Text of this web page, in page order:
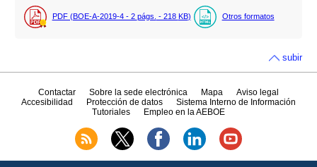
PDF (BOE-A-2019-4 - 2 págs. - 218 KB) Otros formatos
subir
Contactar Sobre la sede electrónica Mapa
Aviso legal
Accesibilidad
Protección de datos
Sistema Interno de Información
Tutoriales
Empleo en la AEBOE